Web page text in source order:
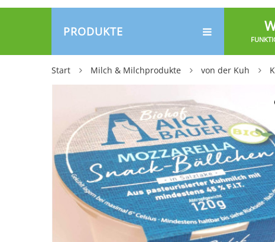
PRODUKTE
Start Milch & Milchprodukte von der Kuh